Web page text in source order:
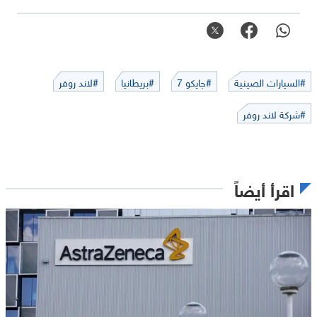
#السيارات الصينية #جايكو 7 #بريطانيا
#لاند روفر
#شركة لاند روفر
اقرأ أيضاً